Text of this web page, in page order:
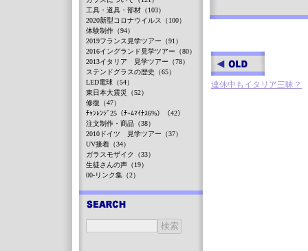
連休中もイタリア三昧？
工具・道具・部材（103）
2020新型コロナウイルス（100）
体験制作（94）
2019フランス見学ツアー（91）
2016イングランド見学ツアー（80）
2013イタリア 見学ツアー（78）
ステンドグラスの歴史（65）
LED電球（54）
東日本大震災（52）
修復（47）
ﾁｬﾝﾚﾝｼﾞ25（ﾁｰﾑﾏｲﾅｽ6%）（42）
注文制作・商品（38）
2010ドイツ 見学ツアー（37）
UV接着（34）
ガラスモザイク（33）
生徒さんの声（19）
00-リンク集（2）